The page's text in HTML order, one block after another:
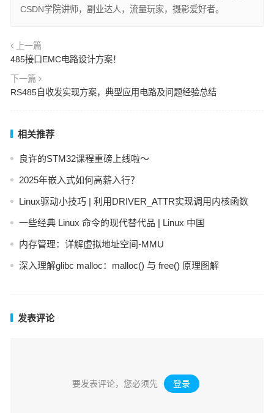
CSDN学院讲师，副业达人，流量玩家，摄影爱好者。
上一篇
485接口EMC电路设计方案！
下一篇
RS485自收发实现方案，典型应用电路及问题经验总结
相关推荐
良许的STM32课程重磅上线啦～
2025年嵌入式如何高薪入行？
Linux驱动小技巧 | 利用DRIVER_ATTR实现调用内核函数
一些经典 Linux 命令的现代替代品 | Linux 中国
内存管理：详解虚拟地址空间-MMU
深入理解glibc malloc：malloc() 与 free() 原理图解
发表评论
要发表评论，您必须先 登录 。